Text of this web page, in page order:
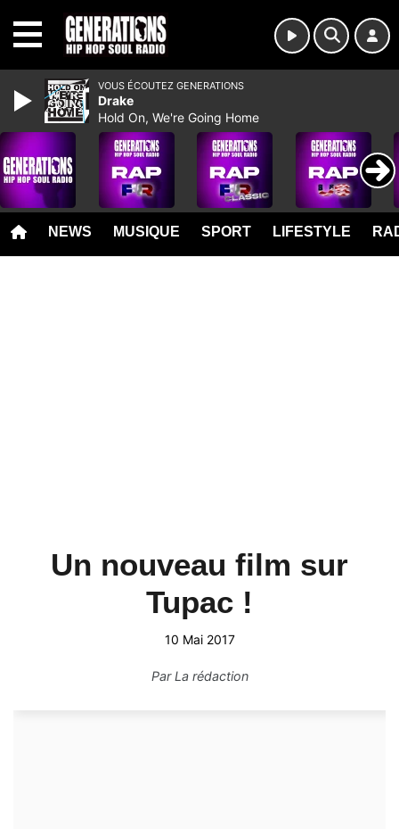
NEWS MUSIQUE SPORT LIFESTYLE
Un nouveau film sur
Tupac !
10 Mai 2017
ParLa rédaction
VOUS ÉCOUTEZ GENERATIONS
Drake
Hold On, We're Going Home